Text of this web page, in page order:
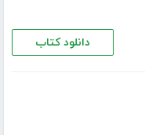
دانلود کتاب